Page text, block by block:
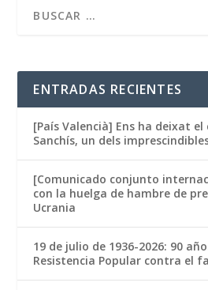
ENTRADAS RECIENTES
[País Valencià] Ens ha deixat
Sanchís, un dels
[Comunicado conjunto
con la huelga de hambre de
Ucrania
19 de julio de 1936-2026: 90
Resistencia Popular contra el